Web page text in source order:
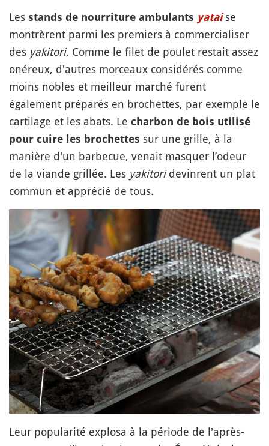
Les stands de nourriture ambulants yataise
montrèrent parmi les premiers à commercialiser
des yakitori. Comme le filet de poulet restait assez
onéreux, d'autres morceaux considérés comme
moins nobles et meilleur marché furent
également préparés en brochettes, par exemple le
cartilage et les abats. Le charbon de bois utilisé
pour cuire les brochettes sur une grille, à la
manière d'un barbecue, venait masquer l’odeur
de la viande grillée. Les yakitoridevinrent un plat
commun et apprécié de tous.
Leur popularité explosa à la période de l'après-